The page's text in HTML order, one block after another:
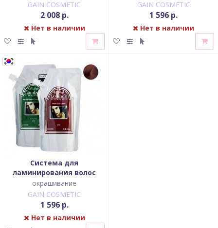
GAIN COSMETIC
2 008 р.
Нет в наличии
set DarkBrown
GAIN COSMETIC
1 596 р.
Нет в наличии
Система для
ламинирования волос
Mahogana Brown Lombok
Original set Mahogana
Brown
окрашивание
GAIN COSMETIC
1 596 р.
Нет в наличии